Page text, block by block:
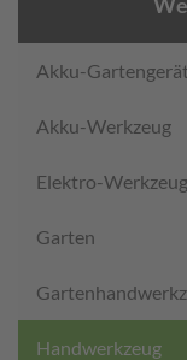
Akku-
Akku-Werkzeug
Elektro-Werkzeug
Garten
Handwerkzeug